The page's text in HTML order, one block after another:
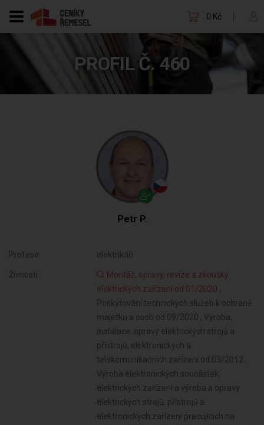
0 Kč
PROFIL Č. 460
Petr P.
Profese: elektrikáři
Živnosti:
Montáž, opravy, revize a zkoušky
elektrických zařízení od 01/2020 ,
Poskytování technických služeb k ochraně
majetku a osob od 09/2020 , Výroba,
instalace, opravy elektrických strojů a
přístrojů, elektronických a
telekomunikačních zařízení od 03/2012 ,
Výroba elektronických součástek,
elektrických zařízení a výroba a opravy
elektrických strojů, přístrojů a
elektronických zařízení pracujících na